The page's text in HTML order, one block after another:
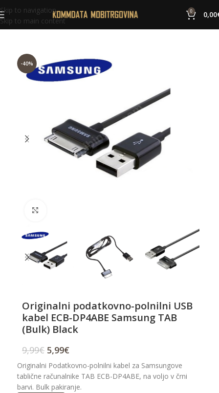
Skip to navigation
Skip to main content
0 0,00
-40%
Originalni podatkovno-polnilni USB
kabel ECB-DP4ABE Samsung TAB
(Bulk) Black
9,99€ 5,99€
Originalni Podatkovno-polnilni kabel za Samsungove
tablične računalnike TAB ECB-DP4ABE, na voljo v črni
barvi. Bulk pakiranje.